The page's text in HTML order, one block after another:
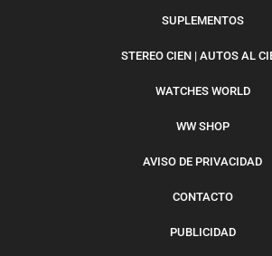
SUPLEMENTOS
STEREO CIEN | AUTOS AL
WATCHES WORLD
WW SHOP
AVISO DE PRIVACIDAD
CONTACTO
PUBLICIDAD